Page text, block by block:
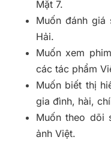
Mặt 7.
Muốn đánh
Hải.
Muốn xem
các tác phẩm
Muốn biết thị
gia đình, hài,
Muốn theo dõi
ảnh Việt.